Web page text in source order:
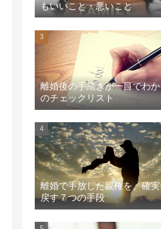
もいいこと・悪いこと
離婚後の手続きが一目でわ
のチェックリスト
離婚で手放した親権を、確実
戻す７つの手段